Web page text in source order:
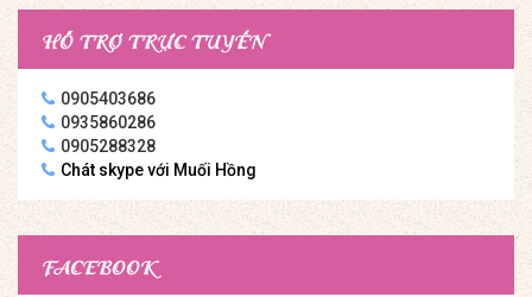
HỖ TRỢ TRỰC TUYẾN
0905403686
0935860286
0905288328
Chát skype với Muối Hồng
FACEBOOK